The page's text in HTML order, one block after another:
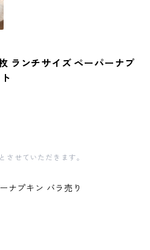
ランチサイズ ペーパーナプ
させていただきます。
ナプキン バラ売り